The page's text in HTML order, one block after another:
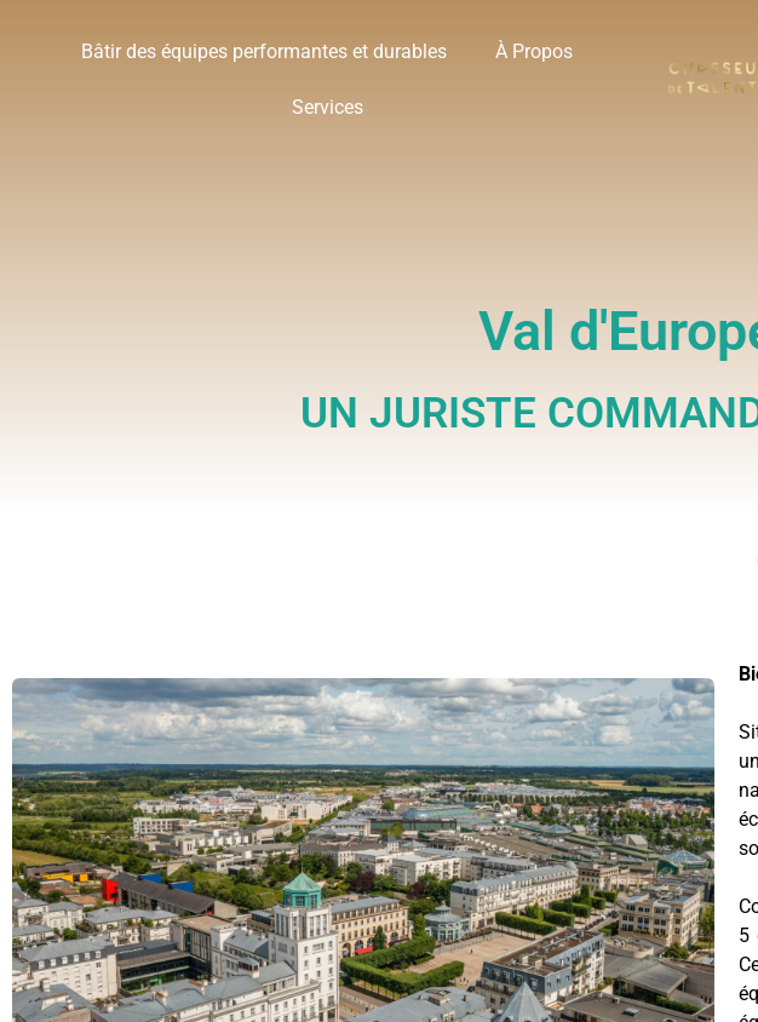
Bâtir des équipes performantes et durables À Propos
Services
Val
UN JURISTE
5